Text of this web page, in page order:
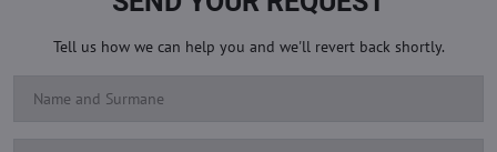
Tell us how we can help you and we'll revert back shortly.